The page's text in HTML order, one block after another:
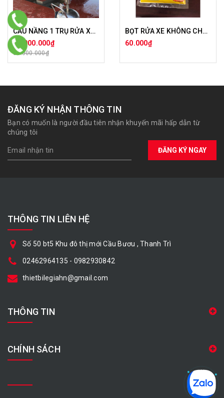
CẦU NẦNG 1 TRỤ RỬA XE Ô TÔ
57.000.000₫
60.000.000₫
BỌT RỬA XE KHÔNG CHẠM
60.000₫
ĐĂNG KÝ NHẬN THÔNG TIN
Bạn có muốn là người đầu tiên nhận khuyến mãi hấp dẫn từ
chúng tôi
ĐĂNG KÝ NGAY
THÔNG TIN LIÊN HỆ
Số 50 bt5 Khu đô thị mới Cầu Bươu , Thanh Trì
02462964135 - 0982930842
thietbilegiahn@gmail.com
THÔNG TIN
CHÍNH SÁCH